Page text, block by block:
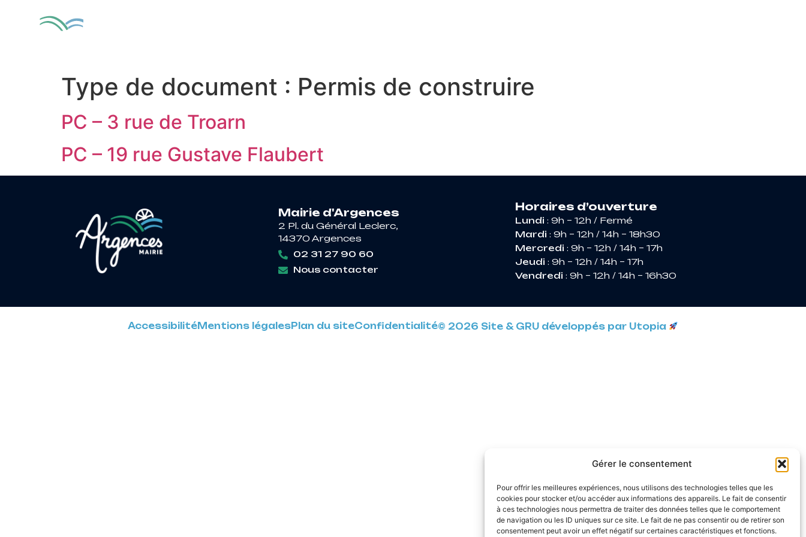
Gérer le consentement
Pour offrir les meilleures expériences, nous utilisons des technologies telles que les
cookies pour stocker et/ou accéder aux informations des appareils. Le fait de consentir
à ces technologies nous permettra de traiter des données telles que le comportement
de navigation ou les ID uniques sur ce site. Le fait de ne pas consentir ou de retirer son
consentement peut avoir un effet négatif sur certaines caractéristiques et fonctions.
Type de document : Permis de construire
PC – 3 rue de Troarn
PC – 19 rue Gustave Flaubert
Mairie d'Argences
2 Pl. du Général Leclerc,
14370 Argences
02 31 27 90 60
Nous contacter
Horaires d’ouverture
Lundi : 9h – 12h / Fermé
Mardi : 9h – 12h / 14h – 18h30
Mercredi : 9h – 12h / 14h – 17h
Jeudi : 9h – 12h / 14h – 17h
Vendredi : 9h – 12h / 14h – 16h30
AccessibilitéMentions légalesPlan du siteConfidentialité© 2026 Site & GRU développés par Utopia